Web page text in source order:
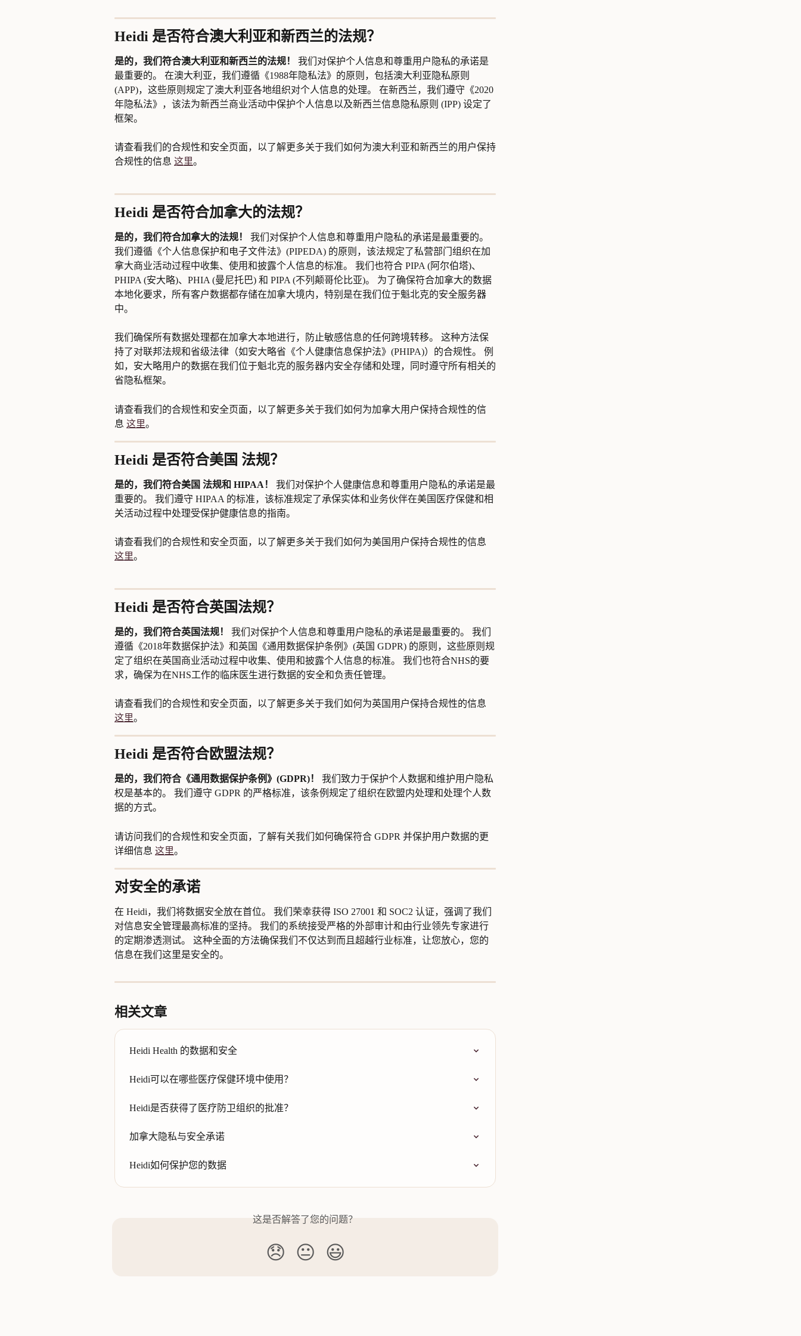
Heidi 是否符合澳大利亚和新西兰的法规？
是的，我们符合澳大利亚和新西兰的法规！
我们对保护个人信息和尊重用户隐私的承诺是
最重要的。 在澳大利亚，我们遵循《1988年隐私法》的原则，包括澳大利亚隐私原则
(APP)，这些原则规定了澳大利亚各地组织对个人信息的处理。 在新西兰，我们遵守《2020
年隐私法》，该法为新西兰商业活动中保护个人信息以及新西兰信息隐私原则 (IPP) 设定了
框架。
请查看我们的合规性和安全页面，以了解更多关于我们如何为澳大利亚和新西兰的用户保持
合规性的信息 这里。
Heidi 是否符合加拿大的法规？
是的，我们符合加拿大的法规！
我们对保护个人信息和尊重用户隐私的承诺是最重要的。
我们遵循《个人信息保护和电子文件法》(PIPEDA) 的原则，该法规定了私营部门组织在加
拿大商业活动过程中收集、使用和披露个人信息的标准。 我们也符合 PIPA (阿尔伯塔)、
PHIPA (安大略)、PHIA (曼尼托巴) 和 PIPA (不列颠哥伦比亚)。 为了确保符合加拿大的数据
本地化要求，所有客户数据都存储在加拿大境内，特别是在我们位于魁北克的安全服务器
中。
我们确保所有数据处理都在加拿大本地进行，防止敏感信息的任何跨境转移。 这种方法保
持了对联邦法规和省级法律（如安大略省《个人健康信息保护法》(PHIPA)）的合规性。 例
如，安大略用户的数据在我们位于魁北克的服务器内安全存储和处理，同时遵守所有相关的
省隐私框架。
请查看我们的合规性和安全页面，以了解更多关于我们如何为加拿大用户保持合规性的信
息 这里。
Heidi 是否符合美国 法规？
是的，我们符合美国 法规和 HIPAA！
我们对保护个人健康信息和尊重用户隐私的承诺是最
重要的。 我们遵守 HIPAA 的标准，该标准规定了承保实体和业务伙伴在美国医疗保健和相
关活动过程中处理受保护健康信息的指南。
请查看我们的合规性和安全页面，以了解更多关于我们如何为美国用户保持合规性的信息
这里。
Heidi 是否符合英国法规？
是的，我们符合英国法规！
我们对保护个人信息和尊重用户隐私的承诺是最重要的。 我们
遵循《2018年数据保护法》和英国《通用数据保护条例》(英国 GDPR) 的原则，这些原则规
定了组织在英国商业活动过程中收集、使用和披露个人信息的标准。 我们也符合NHS的要
求，确保为在NHS工作的临床医生进行数据的安全和负责任管理。
请查看我们的合规性和安全页面，以了解更多关于我们如何为英国用户保持合规性的信息
这里。
Heidi 是否符合欧盟法规？
是的，我们符合《通用数据保护条例》(GDPR)！
我们致力于保护个人数据和维护用户隐私
权是基本的。 我们遵守 GDPR 的严格标准，该条例规定了组织在欧盟内处理和处理个人数
据的方式。
请访问我们的合规性和安全页面，了解有关我们如何确保符合 GDPR 并保护用户数据的更
详细信息 这里。
对安全的承诺
在 Heidi，我们将数据安全放在首位。 我们荣幸获得 ISO 27001 和 SOC2 认证，强调了我们
对信息安全管理最高标准的坚持。 我们的系统接受严格的外部审计和由行业领先专家进行
的定期渗透测试。 这种全面的方法确保我们不仅达到而且超越行业标准，让您放心，您的
信息在我们这里是安全的。
相关文章
Heidi Health 的数据和安全
Heidi可以在哪些医疗保健环境中使用？
Heidi是否获得了医疗防卫组织的批准？
加拿大隐私与安全承诺
Heidi如何保护您的数据
这是否解答了您的问题？
😞 😐 😃